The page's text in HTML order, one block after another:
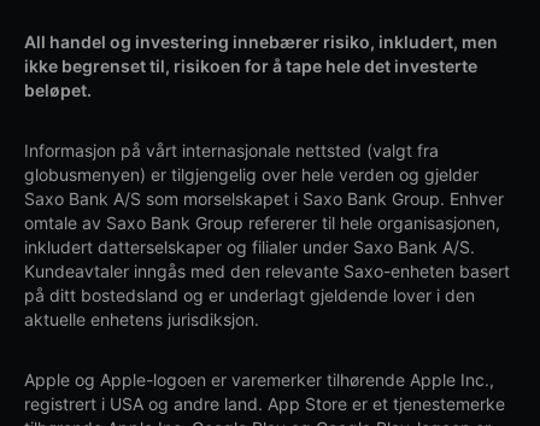
All handel og investering innebærer risiko, inkludert, men
ikke begrenset til, risikoen for å tape hele det investerte
beløpet.
Informasjon på vårt internasjonale nettsted (valgt fra
globusmenyen) er tilgjengelig over hele verden og gjelder
Saxo Bank A/S som morselskapet i Saxo Bank Group. Enhver
omtale av Saxo Bank Group refererer til hele organisasjonen,
inkludert datterselskaper og filialer under Saxo Bank A/S.
Kundeavtaler inngås med den relevante Saxo-enheten basert
på ditt bostedsland og er underlagt gjeldende lover i den
aktuelle enhetens jurisdiksjon.
Apple og Apple-logoen er varemerker tilhørende Apple Inc.,
registrert i USA og andre land. App Store er et tjenestemerke